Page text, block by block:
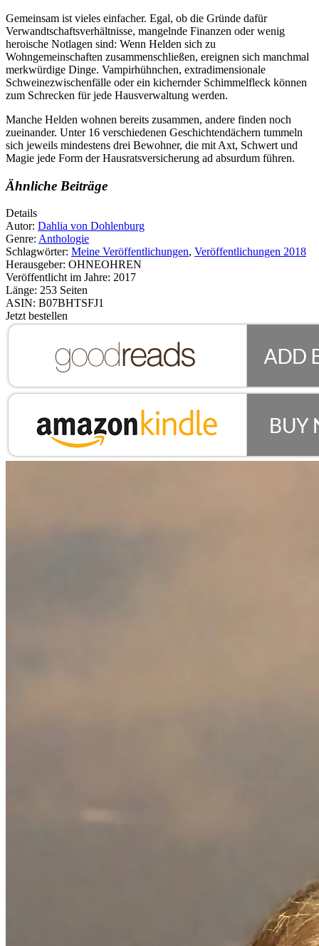
Gemeinsam ist vieles einfacher. Egal, ob die Gründe dafür
Verwandtschaftsverhältnisse, mangelnde Finanzen oder wenig
heroische Notlagen sind: Wenn Helden sich zu
Wohngemeinschaften zusammenschließen, ereignen sich manchmal
merkwürdige Dinge. Vampirhühnchen, extradimensionale
Schweinezwischenfälle oder ein kichernder Schimmelfleck können
zum Schrecken für jede Hausverwaltung werden.
Manche Helden wohnen bereits zusammen, andere finden noch
zueinander. Unter 16 verschiedenen Geschichtendächern tummeln
sich jeweils mindestens drei Bewohner, die mit Axt, Schwert und
Magie jede Form der Hausratsversicherung ad absurdum führen.
Ähnliche Beiträge
Details
Autor: Dahlia von Dohlenburg
Genre: Anthologie
Schlagwörter: Meine Veröffentlichungen, Veröffentlichungen 2018
Herausgeber: OHNEOHREN
Veröffentlicht im Jahre: 2017
Länge: 253 Seiten
ASIN: B07BHTSFJ1
Jetzt bestellen